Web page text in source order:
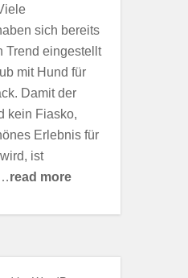
sich bereits
Trend eingestellt
mit Hund für
Damit der
kein Fiasko,
Erlebnis für
ist
read more